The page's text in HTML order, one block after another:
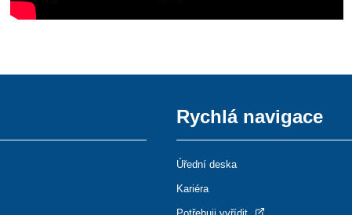
Rychlá navigace
Úřední deska
Kariéra